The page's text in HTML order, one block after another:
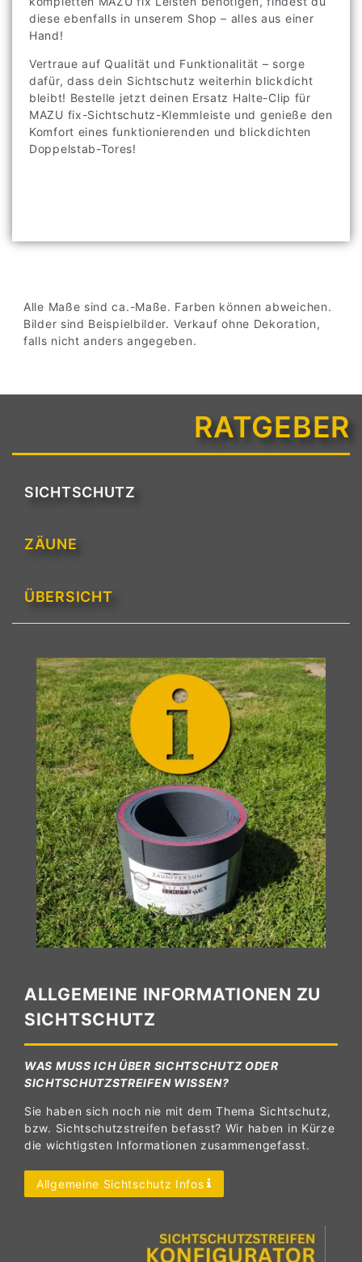
diese ebenfalls in unserem Shop – alles aus einer
Hand!
Vertraue auf Qualität und Funktionalität – sorge
dafür, dass dein Sichtschutz weiterhin blickdicht
bleibt! Bestelle jetzt deinen Ersatz Halte-Clip für
MAZU fix-Sichtschutz-Klemmleiste und genieße den
Komfort eines funktionierenden und blickdichten
Doppelstab-Tores!
Alle Maße sind ca.-Maße. Farben können abweichen.
Bilder sind Beispielbilder. Verkauf ohne Dekoration,
falls nicht anders angegeben.
RATGEBER
SICHTSCHUTZ
ZÄUNE
ÜBERSICHT
ALLGEMEINE INFORMATIONEN ZU
SICHTSCHUTZ
WAS MUSS ICH ÜBER SICHTSCHUTZ ODER
SICHTSCHUTZSTREIFEN WISSEN?
Sie haben sich noch nie mit dem Thema Sichtschutz,
bzw. Sichtschutzstreifen befasst? Wir haben in Kürze
die wichtigsten Informationen zusammengefasst.
Allgemeine Sichtschutz Infos